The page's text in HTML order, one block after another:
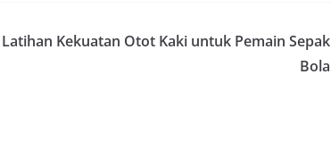
Latihan Kekuatan Otot Kaki untuk Pemain Sepak
Bola